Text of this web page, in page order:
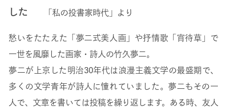
した 「私の投書家時代」より
愁いをたたえた「夢二式美人画」や抒情歌「宵待草」で
一世を風靡した画家・詩人の竹久夢二。
夢二が上京した明治30年代は浪漫主義文学の最盛期で、
多くの文学青年が詩人に憧れていました。夢二もその一
人で、文章を書いては投稿を繰り返します。ある時、友人